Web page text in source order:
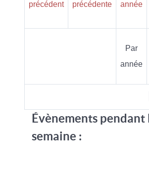
Par
année
Évènements pendant
semaine :